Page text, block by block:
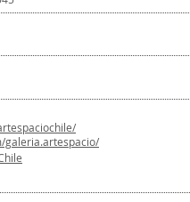
galeria.artespacio/